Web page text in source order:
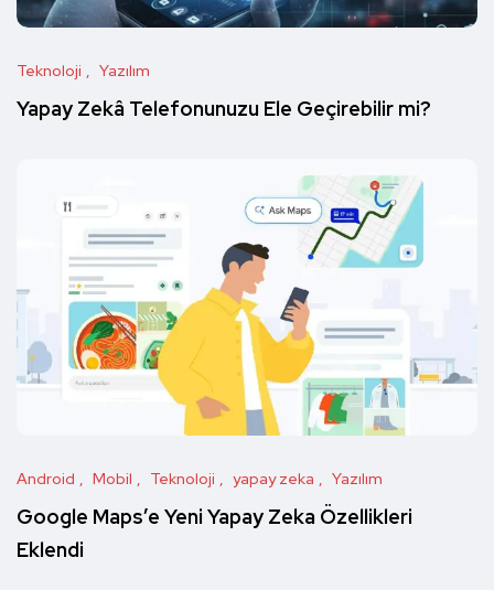
Teknoloji Yazılım
Yapay Zekâ Telefonunuzu Ele Geçirebilir mi?
Android Mobil Teknoloji yapay zeka Yazılım
Google Maps’e Yeni Yapay Zeka Özellikleri
Eklendi